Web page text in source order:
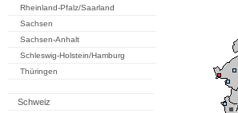
Rheinland-Pfalz/Saarland
Sachsen
Sachsen-Anhalt
Schleswig-Holstein/Hamburg
Thüringen
Schweiz